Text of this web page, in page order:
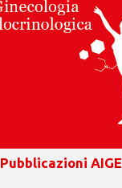
Pubblicazioni AIGE